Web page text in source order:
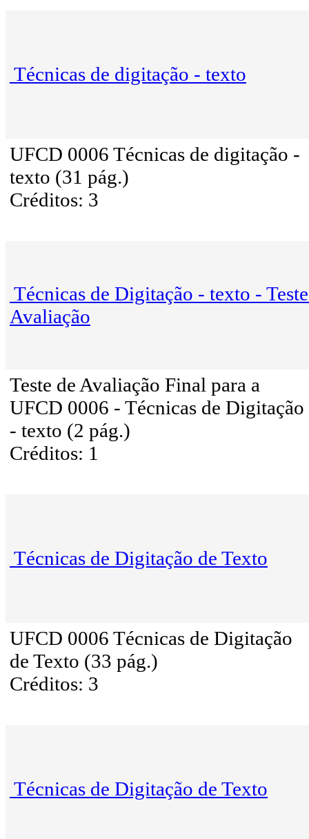
Técnicas de digitação - texto
UFCD 0006 Técnicas de digitação -
texto (31 pág.)
Créditos: 3
Técnicas de Digitação - texto -
Avaliação
Teste de Avaliação Final para a
UFCD 0006 - Técnicas de Digitação
- texto (2 pág.)
Créditos: 1
Técnicas de Digitação de Texto
UFCD 0006 Técnicas de Digitação
de Texto (33 pág.)
Créditos: 3
Técnicas de Digitação de Texto